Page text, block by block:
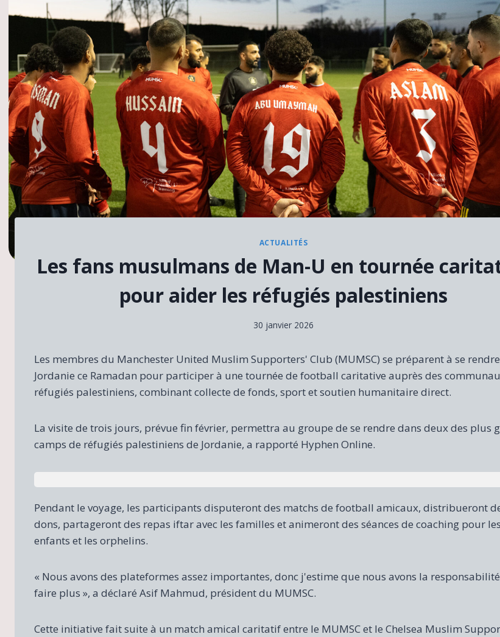
ACTUALITÉS
Les fans musulmans de Man-U en tournée
pour aider les réfugiés palestiniens
30 janvier 2026
Les membres du Manchester United Muslim Supporters' Club (MUMSC) se préparent à se
Jordanie ce Ramadan pour participer à une tournée de football caritative auprès des
réfugiés palestiniens, combinant collecte de fonds, sport et soutien humanitaire direct.
La visite de trois jours, prévue fin février, permettra au groupe de se rendre dans deux des plus
camps de réfugiés palestiniens de Jordanie, a rapporté Hyphen Online.
Pendant le voyage, les participants disputeront des matchs de football amicaux, distribueront
dons, partageront des repas iftar avec les familles et animeront des séances de coaching pour les
enfants et les orphelins.
« Nous avons des plateformes assez importantes, donc j'estime que nous avons la
faire plus », a déclaré Asif Mahmud, président du MUMSC.
Cette initiative fait suite à un match amical caritatif entre le MUMSC et le Chelsea Muslim